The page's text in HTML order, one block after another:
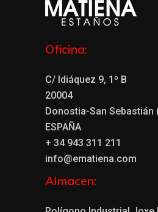
Oficina:
C/ Idiáquez 9, 1º B
20004
Donostia-San Sebastián
ESPAÑA
+ 34 943 311 211
info@ematiena.com
Almacen: